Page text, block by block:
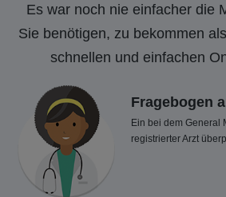
Es war noch nie einfacher die
Sie benötigen, zu bekommen
schnellen und einfachen
Fragebogen
Ein bei dem General
registrierter Arzt